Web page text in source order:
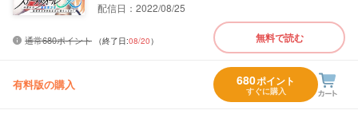
配信日：2022/08/25
通常680ポイント （終了日:08/20） 無料で読む
有料版の購入 680ポイント
すぐに購入